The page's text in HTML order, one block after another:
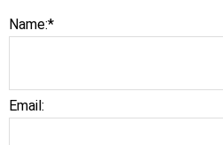
Name:*
Email: